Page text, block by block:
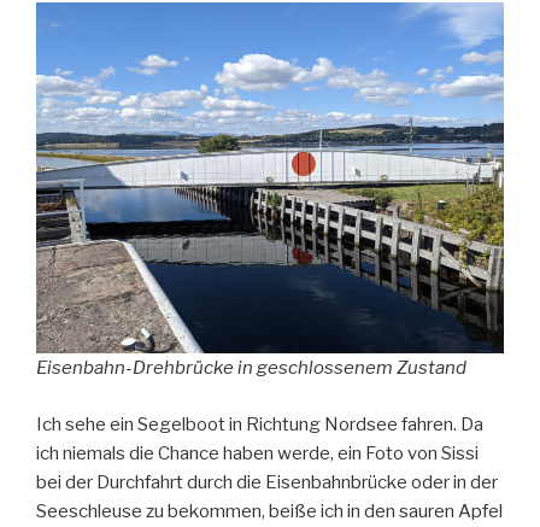
Eisenbahn-Drehbrücke in geschlossenem Zustand
Ich sehe ein Segelboot in Richtung Nordsee fahren. Da
ich niemals die Chance haben werde, ein Foto von Sissi
bei der Durchfahrt durch die Eisenbahnbrücke oder in der
Seeschleuse zu bekommen, beiße ich in den sauren Apfel